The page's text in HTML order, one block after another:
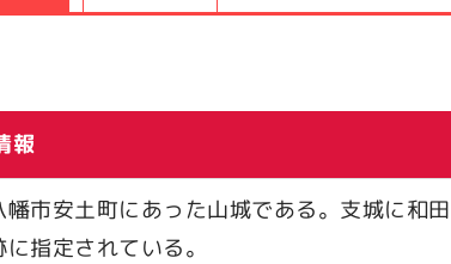
報
幡市安土町にあった山城である。支城に和
指定されている。